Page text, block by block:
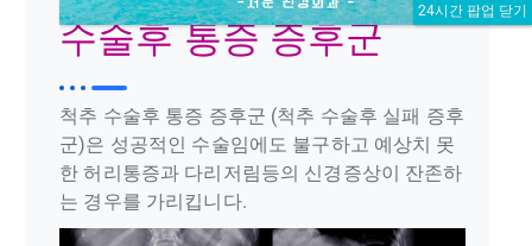
수술후 통증 증후군
척추 수술후 통증 증후군 (척추 수술후 실패 증후
군)은 성공적인 수술임에도 불구하고 예상치 못
한 허리통증과 다리저림등의 신경증상이 잔존하
는 경우를 가리킵니다.
24시간 팝업 닫기